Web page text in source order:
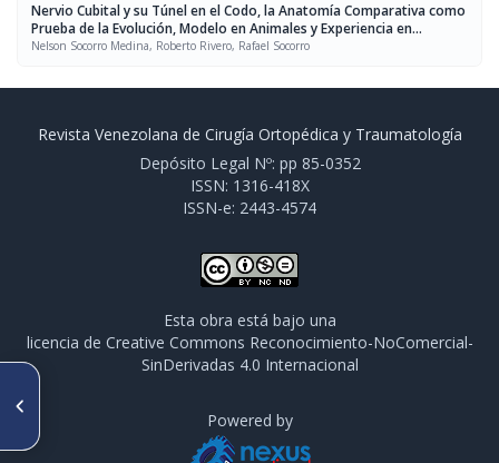
Nervio Cubital y su Túnel en el Codo, la Anatomía Comparativa como
Prueba de la Evolución, Modelo en Animales y Experiencia en
Humanos con una Técnica para la Transposición
Nelson Socorro Medina, Roberto Rivero, Rafael Socorro
Descriptivo en 32 Pacientes
Revista Venezolana de Cirugía Ortopédica y Traumatología
Depósito Legal Nº: pp 85-0352
ISSN: 1316-418X
ISSN-e: 2443-4574
Esta obra está bajo una
licencia de Creative Commons Reconocimiento-NoComercial-
SinDerivadas 4.0 Internacional
Powered by